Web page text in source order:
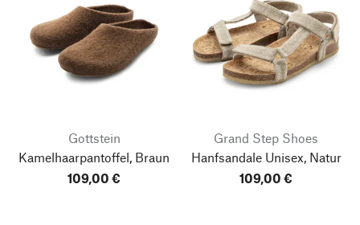
Gottstein
Kamelhaarpantoffel, Braun
109,00 €
Grand Step Shoes
Hanfsandale Unisex, Natur
109,00 €